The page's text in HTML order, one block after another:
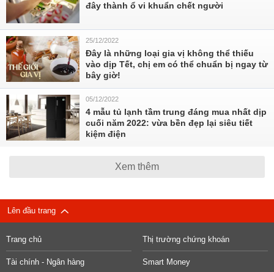
đây thành ổ vi khuẩn chết người
25/12/2022
Đây là những loại gia vị không thể thiếu
vào dịp Tết, chị em có thể chuẩn bị ngay từ
bây giờ!
05/12/2022
4 mẫu tủ lạnh tầm trung đáng mua nhất dịp
cuối năm 2022: vừa bền đẹp lại siêu tiết
kiệm điện
Xem thêm
Lên đầu trang
Trang chủ Thị trường chứng khoán
Tài chính - Ngân hàng Smart Money